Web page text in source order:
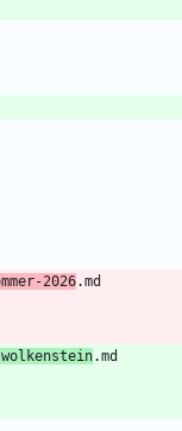
2026
wolkenstein